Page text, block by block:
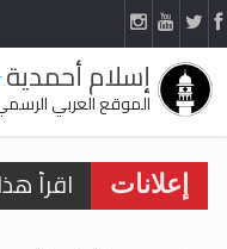
إسلام أحمدية.NET
الموقع العربي
إعلانات
اقرأ